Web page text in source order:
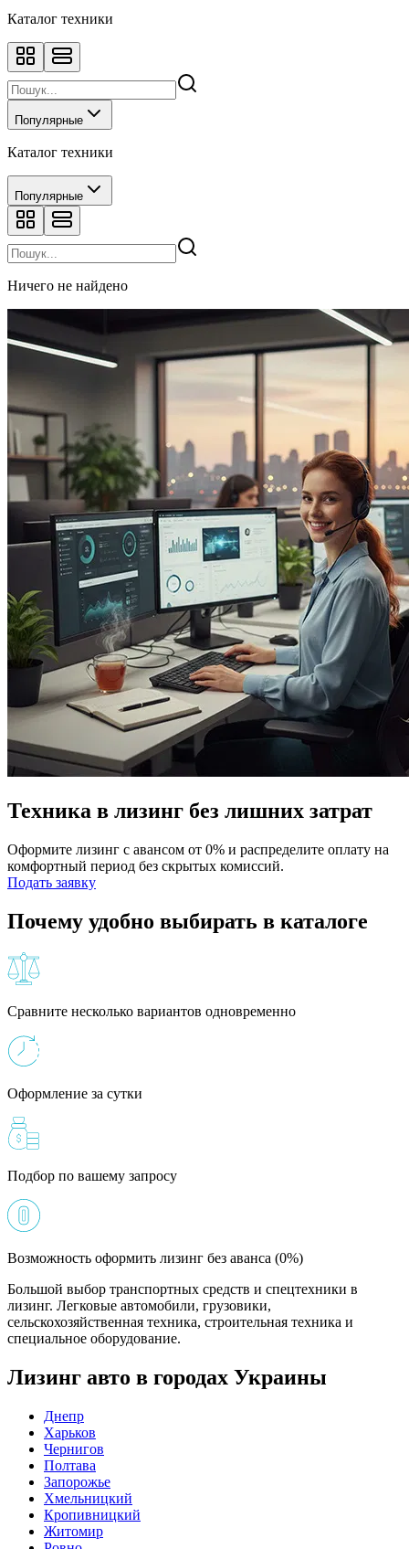
Каталог техники
Популярные
Каталог техники
Популярные
Ничего не найдено
Техника в лизинг без лишних затрат
Оформите лизинг с авансом от 0% и распределите оплату на
комфортный период без скрытых комиссий.
Подать заявку
Почему удобно выбирать в каталоге
Сравните несколько вариантов одновременно
Оформление за сутки
Подбор по вашему запросу
Возможность оформить лизинг без аванса (0%)
Большой выбор транспортных средств и спецтехники в
лизинг. Легковые автомобили, грузовики,
сельскохозяйственная техника, строительная техника и
специальное оборудование.
Лизинг авто в городах Украины
Днепр
Харьков
Чернигов
Полтава
Запорожье
Хмельницкий
Кропивницкий
Житомир